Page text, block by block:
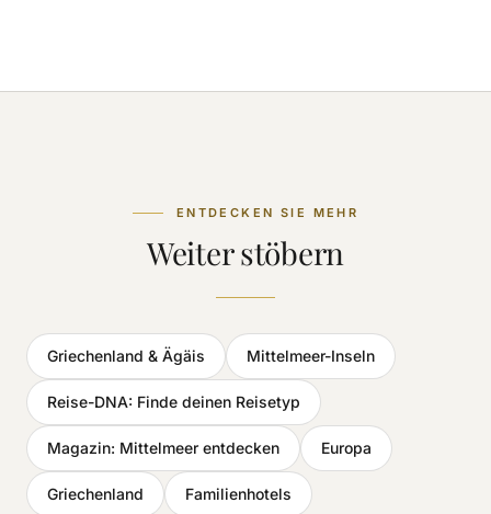
ENTDECKEN SIE MEHR
Weiter stöbern
Griechenland & Ägäis Mittelmeer-Inseln
Reise-DNA: Finde deinen Reisetyp
Magazin: Mittelmeer entdecken Europa
Griechenland Familienhotels